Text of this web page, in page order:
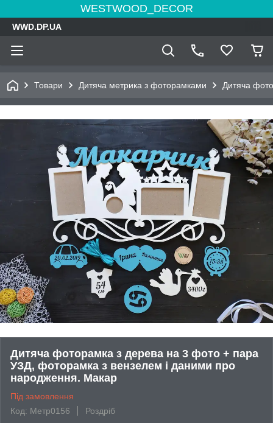
WESTWOOD_DECOR
WWD.DP.UA
Товари Дитяча метрика з фоторамками Дитяча
Дитяча фоторамка з дерева на 3 фото + пара
УЗД, фоторамка з вензелем і даними про
народження. Макар
Під замовлення
Код: Метр0156
Роздріб